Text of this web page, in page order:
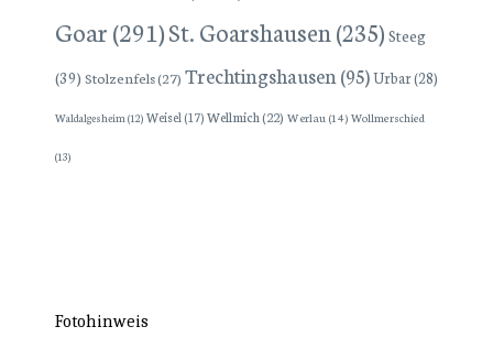
Goar(291)St. Goarshausen (235) Steeg
(39) Stolzenfels(27) Trechtingshausen (95)Urbar(28)
Waldalgesheim (12) Weisel (17)Wellmich (22) Werlau (14) Wollmerschied
(13)
Fotohinweis